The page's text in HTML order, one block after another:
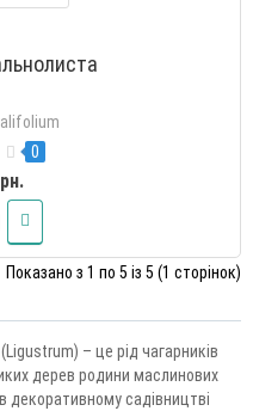
0
Показано з 1 по 5 із 5 (1 сторінок)
– це рід чагарників
дерев родини маслинових
декоративному садівництві